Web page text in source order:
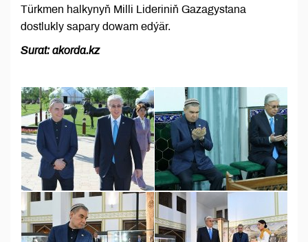
Türkmen halkynyň Milli Lideriniň Gazagystana
dostlukly sapary dowam edýär.
Surat: akorda.kz